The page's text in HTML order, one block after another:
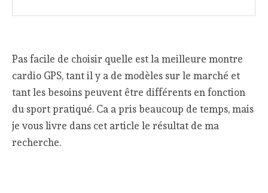
Pas facile de choisir quelle est la meilleure montre
cardio GPS, tant il y a de modèles sur le marché et
tant les besoins peuvent être différents en fonction
du sport pratiqué. Ca a pris beaucoup de temps, mais
je vous livre dans cet article le résultat de ma
recherche.